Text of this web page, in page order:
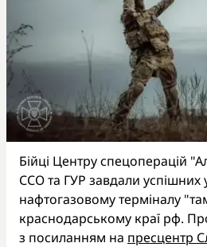
Бійці Центру спецоперацій
ССО та ГУР завдали успішних
нафтогазовому терміналу
краснодарському краї рф.
з посиланням на пресцентр